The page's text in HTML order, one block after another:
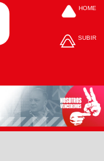
cómplices
sacudírsela
HOME
SUBIR